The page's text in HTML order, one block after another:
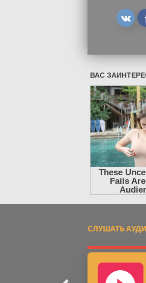
СЛУШАТЬ